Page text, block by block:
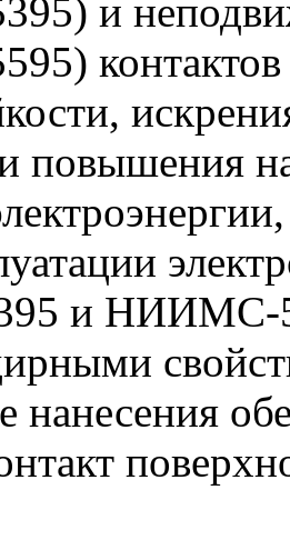
и
контактов
повышения
и НИИМС-
нанесения